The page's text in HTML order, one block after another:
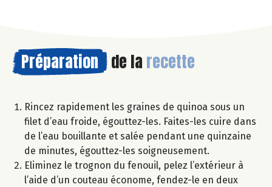
Préparation de la recette
Rincez rapidement les graines de quinoa sous un
filet d’eau froide, égouttez-les. Faites-les cuire dans
de l’eau bouillante et salée pendant une quinzaine
de minutes, égouttez-les soigneusement.
Eliminez le trognon du fenouil, pelez l’extérieur à
l’aide d’un couteau économe, fendez-le en deux